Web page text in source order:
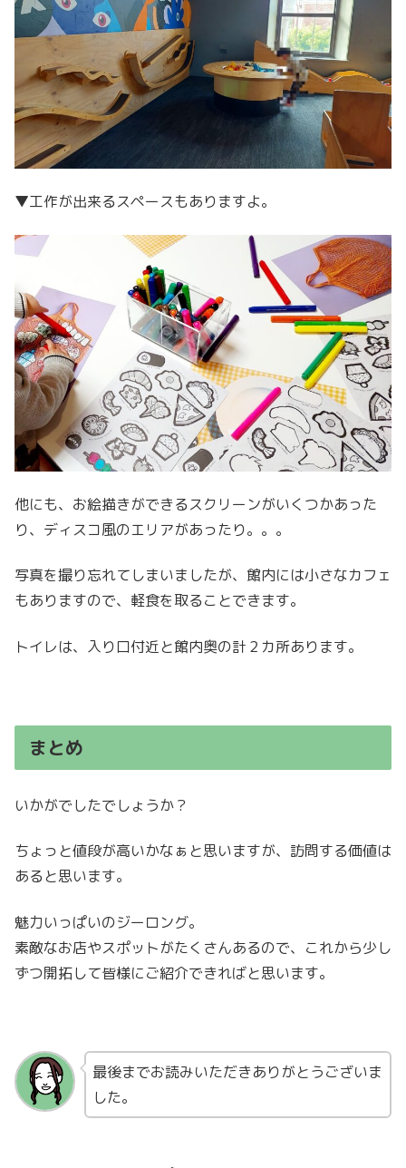
▼工作が出来るスペースもありますよ。
他にも、お絵描きができるスクリーンがいくつかあった
り、ディスコ風のエリアがあったり。。。
写真を撮り忘れてしまいましたが、館内には小さなカフェ
もありますので、軽食を取ることできます。
トイレは、入り口付近と館内奥の計２カ所あります。
まとめ
いかがでしたでしょうか？
ちょっと値段が高いかなぁと思いますが、訪問する価値は
あると思います。
魅力いっぱいのジーロング。
素敵なお店やスポットがたくさんあるので、これから少し
ずつ開拓して皆様にご紹介できればと思います。
最後までお読みいただきありがとうございま
した。